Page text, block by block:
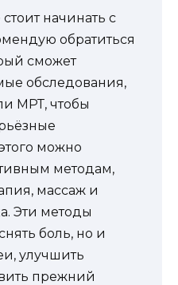
начинать с
обратиться
сможет
обследования,
МРТ, чтобы
можно
методам,
массаж и
Эти методы
боль, но и
улучшить
прежний